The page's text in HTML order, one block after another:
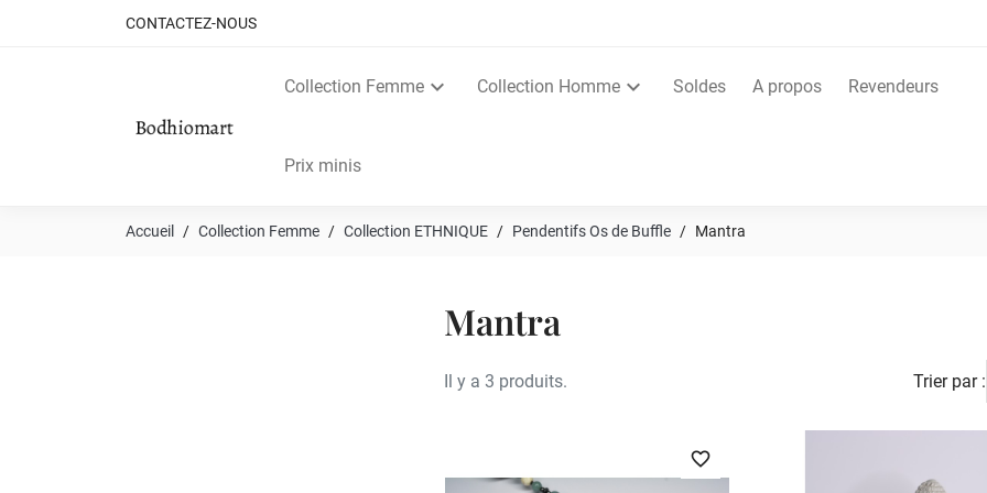
CONTACTEZ-NOUS
Collection Femme Collection Homme Soldes A propos Revendeurs
Prix minis
Accueil Collection Femme Collection ETHNIQUE Pendentifs Os de Buffle Mantra
Mantra
Il y a 3 produits. Trier par :
favorite_border